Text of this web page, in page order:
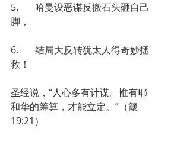
5.       哈曼设恶谋反搬石头砸自己
脚，
6.       结局大反转犹太人得奇妙拯
救！
圣经说，“人心多有计谋。惟有耶
和华的筹算，才能立定。”（箴
19:21）